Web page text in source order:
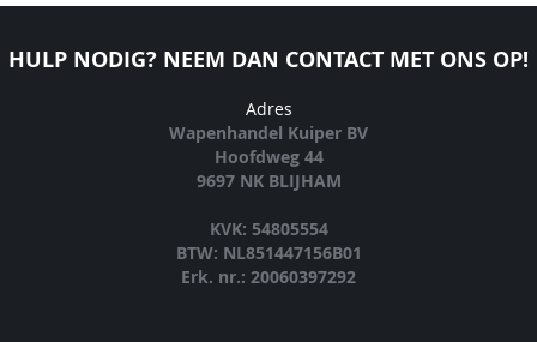
HULP NODIG? NEEM DAN CONTACT MET ONS OP!
Adres
Wapenhandel Kuiper BV
Hoofdweg 44
9697 NK BLIJHAM
KVK: 54805554
BTW: NL851447156B01
Erk. nr.: 20060397292